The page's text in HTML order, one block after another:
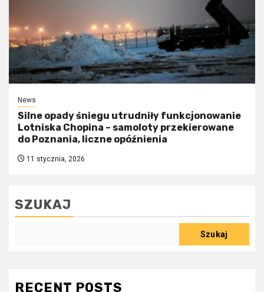
News
Silne opady śniegu utrudniły funkcjonowanie
Lotniska Chopina – samoloty przekierowane
do Poznania, liczne opóźnienia
11 stycznia, 2026
SZUKAJ
Szukaj
RECENT POSTS